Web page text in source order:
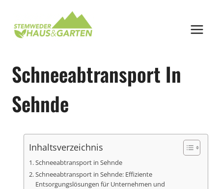
springen
Schneeabtransport In
Sehnde
Inhaltsverzeichnis
Schneeabtransport in Sehnde
Schneeabtransport in Sehnde: Effiziente
Entsorgungslösungen für Unternehmen und